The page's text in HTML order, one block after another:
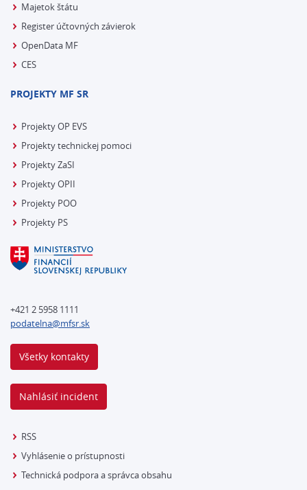
Majetok štátu
Register účtovných závierok
OpenData MF
CES
PROJEKTY MF SR
Projekty OP EVS
Projekty technickej pomoci
Projekty ZaSI
Projekty OPII
Projekty POO
Projekty PS
+421 2 5958 1111
podatelna@mfsr.sk
Všetky kontakty
Nahlásiť incident
RSS
Vyhlásenie o prístupnosti
Technická podpora a správca obsahu